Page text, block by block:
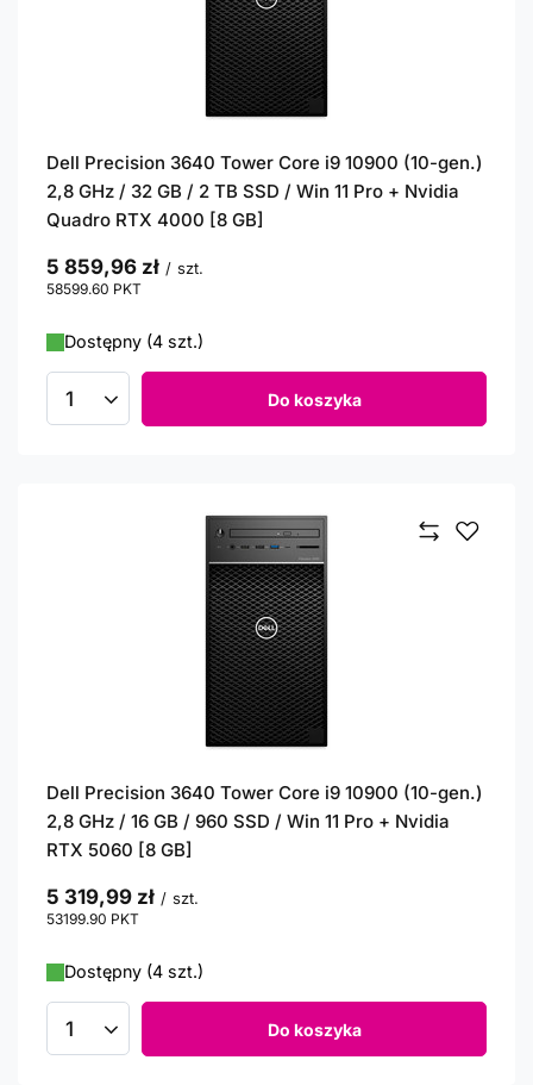
Dell Precision 3640 Tower Core i9 10900 (10-gen.)
2,8 GHz / 32 GB / 2 TB SSD / Win 11 Pro + Nvidia
Quadro RTX 4000 [8 GB]
5 859,96 zł / szt.
58599.60 PKT
Dostępny (4 szt.)
Ilość produktów Do koszyka
Dell Precision 3640 Tower Core i9 10900 (10-gen.)
2,8 GHz / 16 GB / 960 SSD / Win 11 Pro + Nvidia
RTX 5060 [8 GB]
5 319,99 zł / szt.
53199.90 PKT
Dostępny (4 szt.)
Ilość produktów Do koszyka